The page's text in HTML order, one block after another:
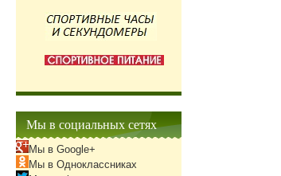
Мы в социальных сетях
Мы в Google+
Мы в Одноклассниках